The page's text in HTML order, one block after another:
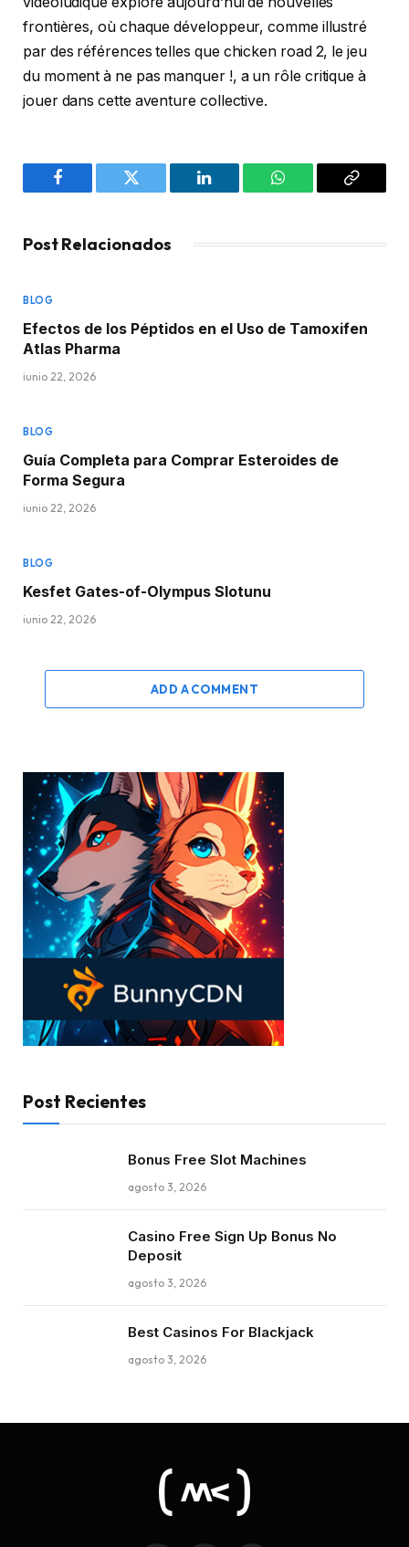
frontières, où chaque développeur, comme illustré
par des références telles que chicken road 2, le jeu
du moment à ne pas manquer !, a un rôle critique à
jouer dans cette aventure collective.
Facebook Twitter LinkedIn WhatsAppCopy
Post Relacionados
BLOG
Efectos de los Péptidos en el Uso de Tamoxifen
Atlas Pharma
junio 22, 2026
BLOG
Guía Completa para Comprar Esteroides de
Forma Segura
junio 22, 2026
BLOG
Kesfet Gates-of-Olympus Slotunu
junio 22, 2026
ADD A COMMENT
Post Recientes
Bonus Free Slot Machines
agosto 3, 2026
Casino Free Sign Up Bonus No
Deposit
agosto 3, 2026
Best Casinos For Blackjack
agosto 3, 2026